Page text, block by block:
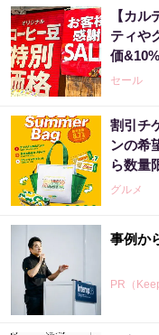
【カ
ティや
価
セール
割引チ
ンの希
ら数量
グルメ
事例か
PR（